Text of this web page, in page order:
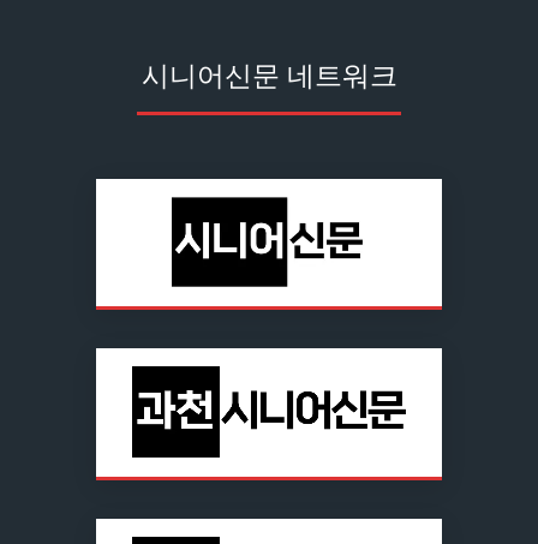
시니어신문 네트워크